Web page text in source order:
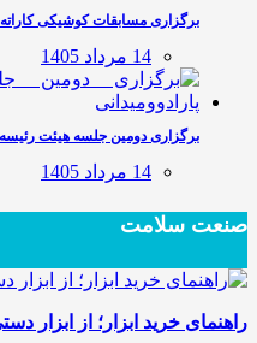
برگزاری مسابقات کوشیکی
14 مرداد 1405
برگزاری دومین جلسه هیئت رئیسه
14 مرداد 1405
صنعت سلامت
راهنمای خرید ابزار؛ از ابزار